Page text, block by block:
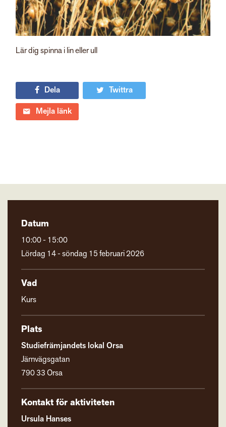
Lär dig spinna i lin eller ull
Dela
Twittra
Mejla länk
Datum
10:00 - 15:00
Lördag 14 - söndag 15 februari 2026
Vad
Kurs
Plats
Studiefrämjandets lokal Orsa
Järnvägsgatan
790 33 Orsa
Kontakt för aktiviteten
Ursula Hanses